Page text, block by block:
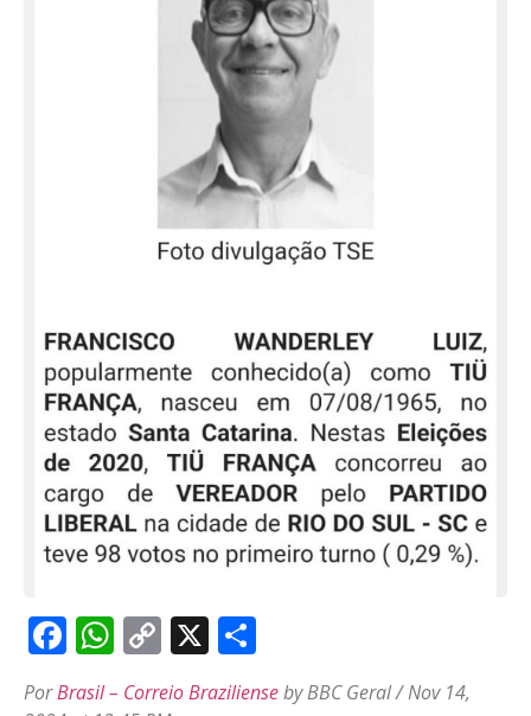
Facebook
WhatsApp
Copy
Link
X
PorBrasil – Correio Brazilienseby BBC Geral/Nov 14,